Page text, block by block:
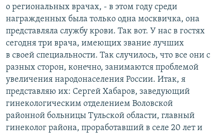
о региональных врачах, - в этом году среди
награжденных была только одна москвичка, она
представляла службу крови. Так вот. У нас в гостях
сегодня три врача, имеющих звание лучших
в своей специальности. Так случилось, что все они с
разных сторон, конечно, занимаются проблемой
увеличения народонаселения России. Итак, я
представляю их: Сергей Хабаров, заведующий
гинекологическим отделением Воловской
районной больницы Тульской области, главный
гинеколог района, проработавший в селе 20 лет и